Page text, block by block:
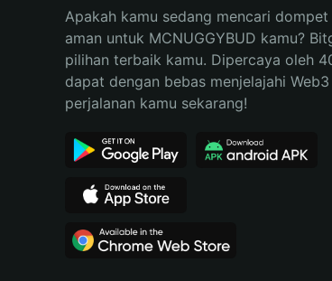
Português (Brasil)
Español (Argentina)
Apakah kamu sedang mencari
aman untuk MCNUGGYBUD kamu?
pilihan terbaik kamu. Dipercaya oleh
dapat dengan bebas menjelajahi
perjalanan kamu sekarang!